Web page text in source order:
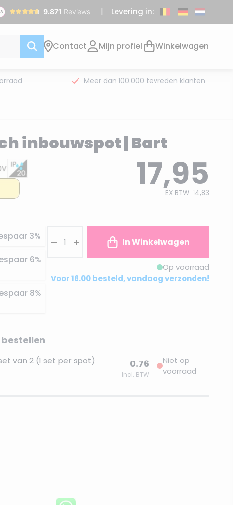
Levering in:
Contact Mijn profiel Winkelwagen
Meer dan 100.000 tevreden klanten
inbouwspot | Bart
17,95
EX BTW 14,83
3%
6%
8%
In Winkelwagen
Op voorraad
Voor 16.00 besteld, vandaag verzonden!
van 2 (1 set per spot) 0.76
Incl. BTW
Niet op
voorraad